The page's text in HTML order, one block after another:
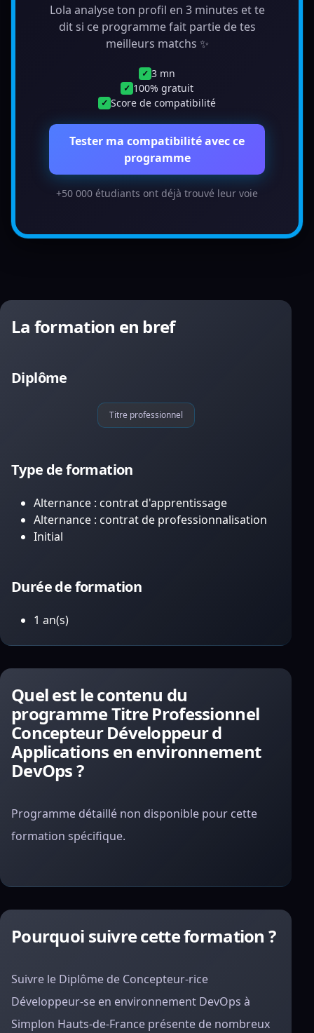
Lola analyse ton profil en 3 minutes et te
dit si ce programme fait partie de tes
meilleurs matchs ✨
✓ 3 mn
✓ 100% gratuit
✓ Score de compatibilité
Tester ma compatibilité avec ce
programme
+50 000 étudiants ont déjà trouvé leur voie
La formation en bref
Diplôme
Titre professionnel
Type de formation
Alternance : contrat d'apprentissage
Alternance : contrat de professionnalisation
Initial
Durée de formation
1 an(s)
Quel est le contenu du
programme Titre Professionnel
Concepteur Développeur d
Applications en environnement
DevOps ?
Programme détaillé non disponible pour cette
formation spécifique.
Pourquoi suivre cette formation ?
Suivre le Diplôme de Concepteur-rice
Développeur-se en environnement DevOps à
Simplon Hauts-de-France présente de nombreux